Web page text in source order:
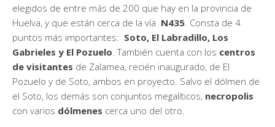
elegidos de entre más de 200 que hay en la provincia de
Huelva, y que están cerca de la vía N435 . Consta de 4
puntos más importantes: Soto, El Labradillo, Los
Gabrieles y El Pozuelo . También cuenta con los centros
de visitantes de Zalamea, recién inaugurado, de El
Pozuelo y de Soto, ambos en proyecto. Salvo el dólmen de
el Soto, los demás son conjuntos megalíticos, necropolis
con varios dólmenes cerca uno del otro.